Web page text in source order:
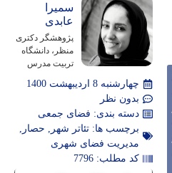
سمیرا
عابدی
پژوهشگر دکتری
منظر، دانشگاه
تربیت مدرس
چهارشنبه 8 اردیبهشت 1400
بدون نظر
دسته بندی: فضای جمعی
برچسب ها: تئاتر شهر , حصار ,
مدیریت فضای شهری
کد مطلب: 7796